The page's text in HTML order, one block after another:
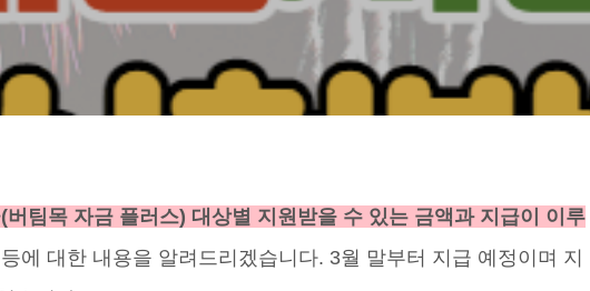
팀목 자금 플러스) 대상별 지원받을 수 있는 금액과 지급이 이루
에 대한 내용을 알려드리겠습니다. 3월 말부터 지급 예정이며 지